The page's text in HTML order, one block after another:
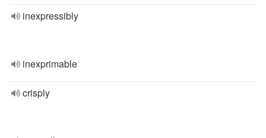
inexpressibly
inexprimable
crisply